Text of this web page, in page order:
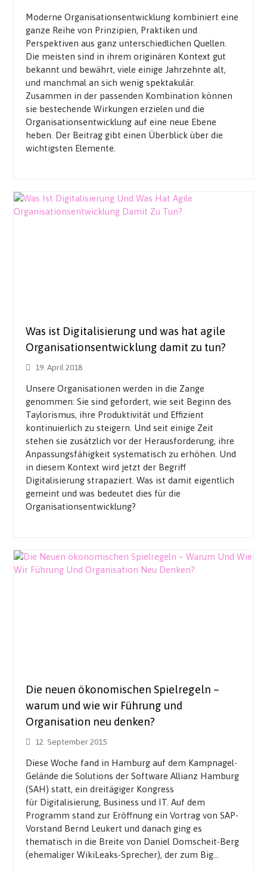
Moderne Organisationsentwicklung kombiniert eine
ganze Reihe von Prinzipien, Praktiken und
Perspektiven aus ganz unterschiedlichen Quellen.
Die meisten sind in ihrem originären Kontext gut
bekannt und bewährt, viele einige Jahrzehnte alt,
und manchmal an sich wenig spektakulär.
Zusammen in der passenden Kombination können
sie bestechende Wirkungen erzielen und die
Organisationsentwicklung auf eine neue Ebene
heben. Der Beitrag gibt einen Überblick über die
wichtigsten Elemente.
Was ist Digitalisierung und was hat agile
Organisationsentwicklung damit zu tun?
19. April 2018
Unsere Organisationen werden in die Zange
genommen: Sie sind gefordert, wie seit Beginn des
Taylorismus, ihre Produktivität und Effizient
kontinuierlich zu steigern. Und seit einige Zeit
stehen sie zusätzlich vor der Herausforderung, ihre
Anpassungsfähigkeit systematisch zu erhöhen. Und
in diesem Kontext wird jetzt der Begriff
Digitalisierung strapaziert. Was ist damit eigentlich
gemeint und was bedeutet dies für die
Organisationsentwicklung?
Die neuen ökonomischen Spielregeln –
warum und wie wir Führung und
Organisation neu denken?
12. September 2015
Diese Woche fand in Hamburg auf dem Kampnagel-
Gelände die Solutions der Software Allianz Hamburg
(SAH) statt, ein dreitägiger Kongress
für Digitalisierung, Business und IT. Auf dem
Programm stand zur Eröffnung ein Vortrag von SAP-
Vorstand Bernd Leukert und danach ging es
thematisch in die Breite von Daniel Domscheit-Berg
(ehemaliger WikiLeaks-Sprecher), der zum Big…